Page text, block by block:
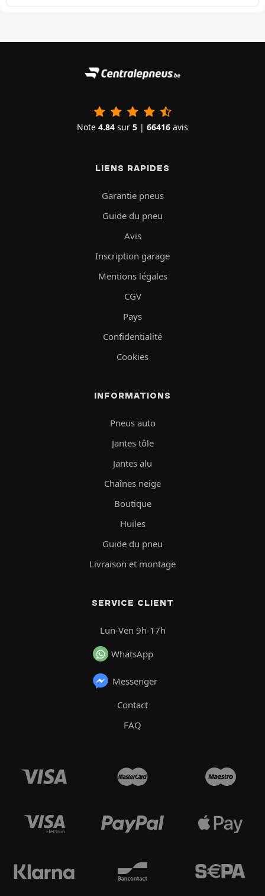
Note 4.84 sur 5 | 66416 avis
LIENS RAPIDES
Garantie pneus
Guide du pneu
Avis
Inscription garage
Mentions légales
CGV
Pays
Confidentialité
Cookies
INFORMATIONS
Pneus auto
Jantes tôle
Jantes alu
Chaînes neige
Boutique
Huiles
Guide du pneu
Livraison et montage
SERVICE CLIENT
Lun-Ven 9h-17h
WhatsApp
Messenger
Contact
FAQ